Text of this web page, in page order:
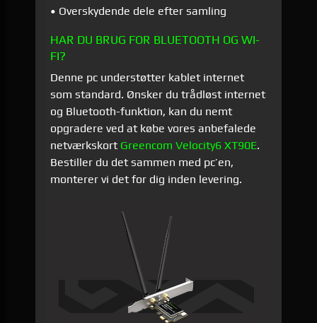
• Overskydende dele efter samling
HAR DU BRUG FOR BLUETOOTH OG WI-
FI?
Denne pc understøtter kablet internet
som standard. Ønsker du trådløst internet
og Bluetooth-funktion, kan du nemt
opgradere ved at købe vores anbefalede
netværkskort Greencom Velocity6 XT90E.
Bestiller du det sammen med pc’en,
monterer vi det for dig inden levering.